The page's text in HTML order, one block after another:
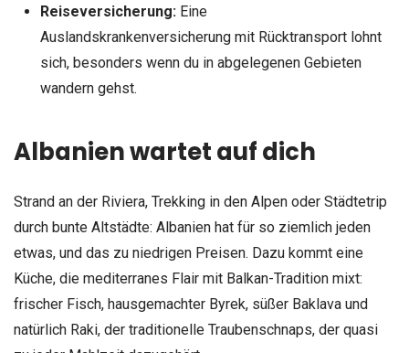
Reiseversicherung:Eine
Auslandskrankenversicherung mit Rücktransport lohnt
sich, besonders wenn du in abgelegenen Gebieten
wandern gehst.
Albanien wartet auf dich
Strand an der Riviera, Trekking in den Alpen oder Städtetrip
durch bunte Altstädte: Albanien hat für so ziemlich jeden
etwas, und das zu niedrigen Preisen. Dazu kommt eine
Küche, die mediterranes Flair mit Balkan-Tradition mixt:
frischer Fisch, hausgemachter Byrek, süßer Baklava und
natürlich Raki, der traditionelle Traubenschnaps, der quasi